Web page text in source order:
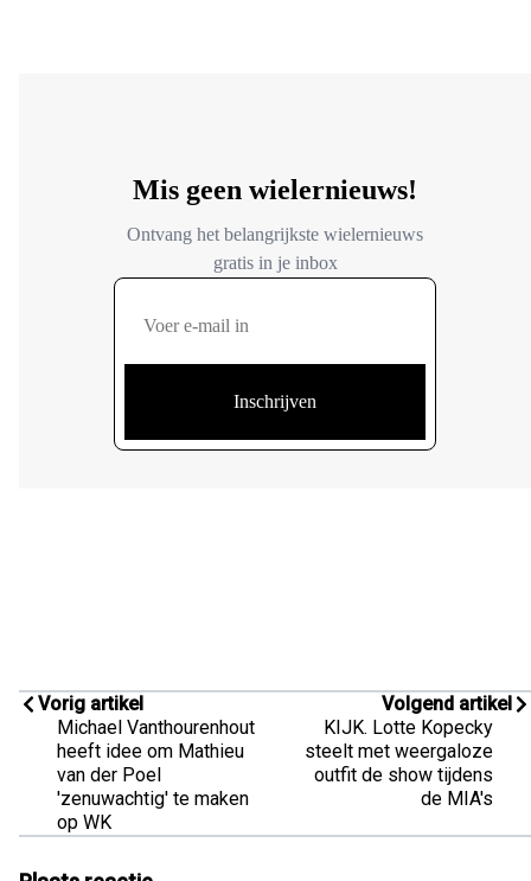
Vorig artikel
Michael Vanthourenhout
heeft idee om Mathieu
van der Poel
'zenuwachtig' te maken
op WK
Volgend artikel
KIJK. Lotte Kopecky
steelt met weergaloze
outfit de show tijdens
de MIA's